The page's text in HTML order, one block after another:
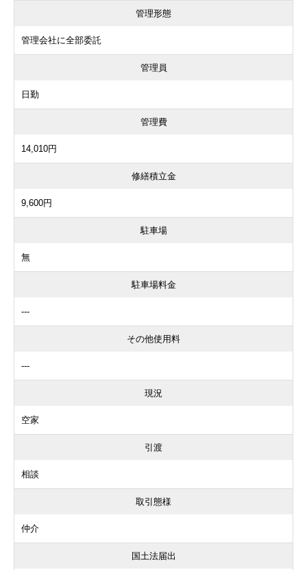
管理形態
管理会社に全部委託
管理員
日勤
管理費
14,010円
修繕積立金
9,600円
駐車場
無
駐車場料金
---
その他使用料
---
現況
空家
引渡
相談
取引態様
仲介
国土法届出